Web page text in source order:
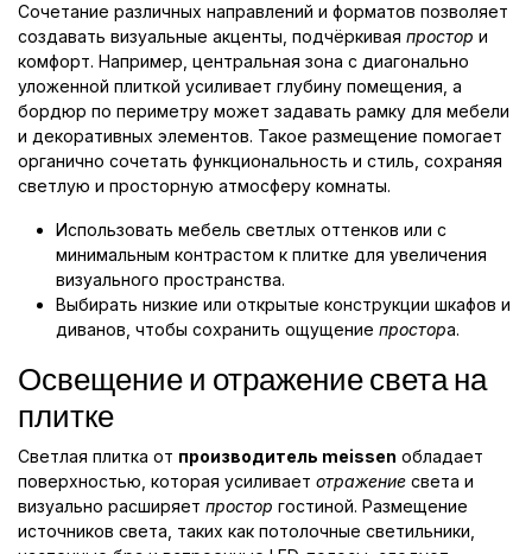
Сочетание различных направлений и форматов позволяет
создавать визуальные акценты, подчёркивая простор и
комфорт. Например, центральная зона с диагонально
уложенной плиткой усиливает глубину помещения, а
бордюр по периметру может задавать рамку для мебели
и декоративных элементов. Такое размещение помогает
органично сочетать функциональность и стиль, сохраняя
светлую и просторную атмосферу комнаты.
Использовать мебель светлых оттенков или с
минимальным контрастом к плитке для увеличения
визуального пространства.
Выбирать низкие или открытые конструкции шкафов и
диванов, чтобы сохранить ощущение простора.
Освещение и отражение света на
плитке
Светлая плитка от производитель meissen обладает
поверхностью, которая усиливает отражение света и
визуально расширяет простор гостиной. Размещение
источников света, таких как потолочные светильники,